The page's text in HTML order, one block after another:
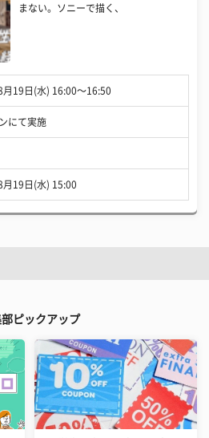
まない。ソニーで描く、
月19日(水) 16:00〜16:50
にて実施
月19日(水) 15:00
ピックアップ